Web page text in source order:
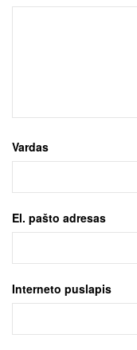
Vardas
El. pašto adresas
Interneto puslapis